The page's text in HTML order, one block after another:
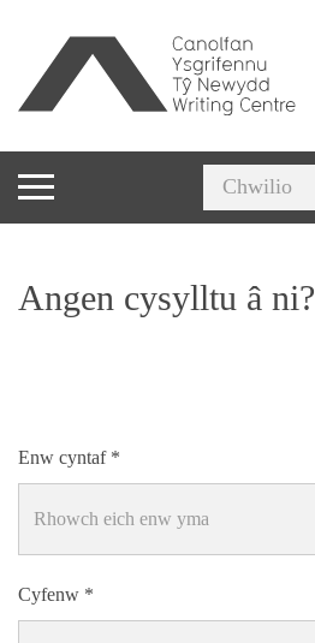
Angen cysylltu â ni?
Enw cyntaf
Cyfenw